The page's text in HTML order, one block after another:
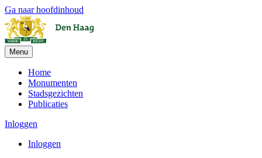
Ga naar hoofdinhoud
Menu
Home
Monumenten
Stadsgezichten
Publicaties
Inloggen
Inloggen